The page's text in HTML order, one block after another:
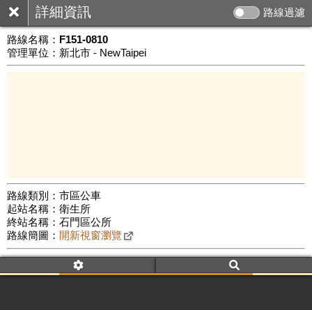
詳細資訊 路線過濾
路線名稱： F151-0810
管理單位：新北市 - NewTaipei
路線類別：市區公車
起站名稱：衛生所
終站名稱：石門區公所
路線簡圖： 開新視窗瀏覽
附屬名稱：F151-0810
首班時間：平日(08:10)、假日(08:10)
公車數量: 累計4168、上線3300